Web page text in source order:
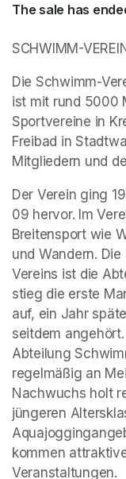
The sale has
SCHWIMM-
Die Schwimm-
ist mit rund 5000
Sportvereine in
Freibad in
Mitgliedern und
Der Verein ging
09 hervor. Im
Breitensport wie
und Wandern.
Vereins ist die
stieg die erste
auf, ein Jahr
seitdem
Abteilung
regelmäßig an
Nachwuchs holt
jüngeren
kommen
Veranstaltungen.